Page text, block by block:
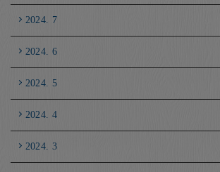
2024. 7
2024. 6
2024. 5
2024. 4
2024. 3